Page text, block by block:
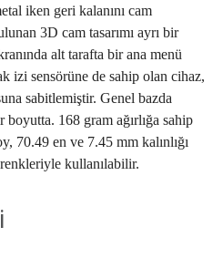
iken geri kalanını cam
3D cam tasarımı ayrı bir
alt tarafta bir ana menü
izi sensörüne de sahip olan cihaz,
sabitlemiştir. Genel bazda
boyutta. 168 gram ağırlığa sahip
70.49 en ve 7.45 mm kalınlığı
kullanılabilir.